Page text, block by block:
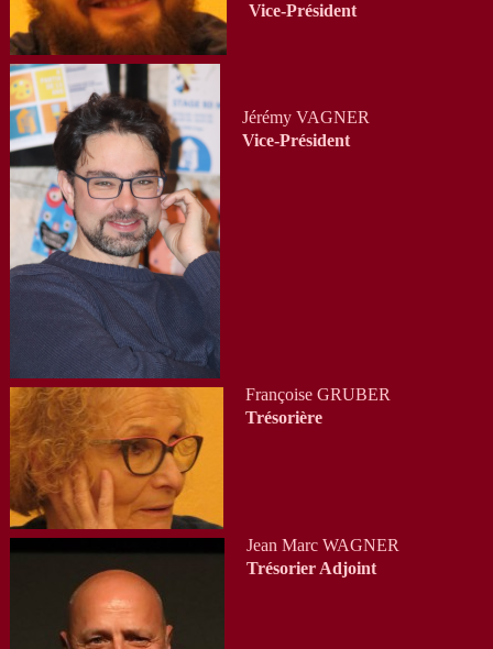
Vice-Président
Jérémy VAGNER
Vice-Président
Françoise GRUBER
Trésorière
Jean Marc WAGNER
Trésorier Adjoint